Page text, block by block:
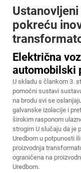
pokreću
Električna
automobilski
U skladu s člankom 3.
pomoćni sustavi
na brodu svi se
galvanske izolacije i
širokim rasponom
strogim U slučaju da je
Uredbom u potpunosti
proizvodnja
ograničena na
Uredbom.